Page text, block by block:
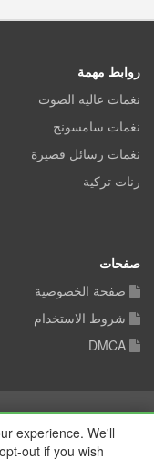
experience. We'll
out if you wish
روابط مهمة
نغمات عاليه الصوت
نغمات سامسونج
نغمات رسائل قصيرة
رنات تركية
صفحات
صفحة الخصوصية
شروط الاستخدام
DMCA